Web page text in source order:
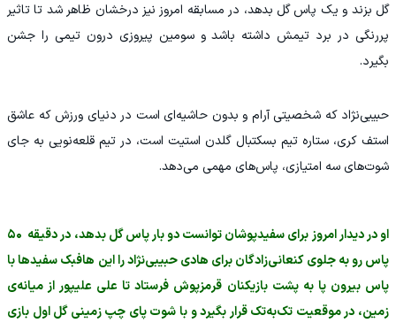
گل بزند و یک پاس گل بدهد، در مسابقه امروز نیز درخشان ظاهر شد تا تاثیر
پررنگی در برد تیمش داشته باشد و سومین پیروزی درون تیمی را جشن
بگیرد.
حبیبی‌نژاد که شخصیتی آرام و بدون حاشیه‌ای است در دنیای ورزش که عاشق
استف کری، ستاره تیم بسکتبال گلدن استیت است، در تیم قلعه‌نویی به جای
شوت‌های سه امتیازی، پاس‌های مهمی می‌دهد.
او در دیدار امروز برای سفیدپوشان توانست دو بار پاس گل بدهد، در دقیقه ۵۰
پاس رو به جلوی کنعانی‌زادگان برای هادی حبیبی‌نژاد را این هافبک سفیدها با
پاس بیرون پا به پشت بازیکنان قرمزپوش فرستاد تا علی علیپور از میانه‌ی
زمین، در موقعیت تک‌به‌تک قرار بگیرد و با شوت پای چپ زمینی گل اول بازی